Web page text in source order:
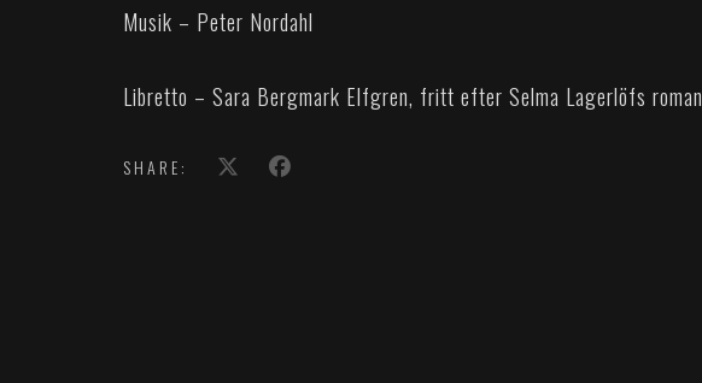
Musik – Peter Nordahl
Libretto – Sara Bergmark Elfgren, fritt efter Selma Lagerlöfs roman
SHARE: